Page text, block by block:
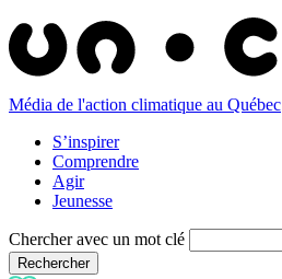
Média de l'action climatique au Québec
S’inspirer
Comprendre
Agir
Jeunesse
Chercher avec un mot clé
Rechercher